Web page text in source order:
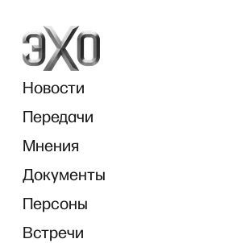
Новости
Передачи
Мнения
Документы
Персоны
Встречи